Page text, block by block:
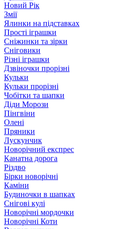
Новий Рік
Змії
Ялинки на підставках
Прості іграшки
Сніжинки та зірки
Сніговики
Різні іграшки
Дзвіночки прорізні
Кульки
Кульки прорізні
Чобітки та шапки
Діди Морози
Пінгвіни
Олені
Пряники
Лускунчик
Новорічний експрес
Канатна дорога
Різдво
Бірки новорічні
Каміни
Будиночки в шапках
Снігові кулі
Новорічні мордочки
Новорічні Коти